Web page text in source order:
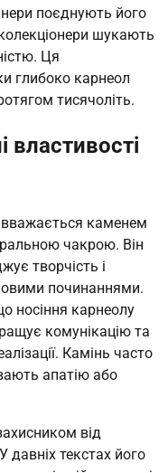
поєднують його
шукають
Ця
глибоко карнеол
тисячоліть.
властивості
вважається каменем
чакрою. Він
творчість і
починаннями.
носіння карнеолу
комунікацію та
Камінь часто
апатію або
від
давніх текстах його